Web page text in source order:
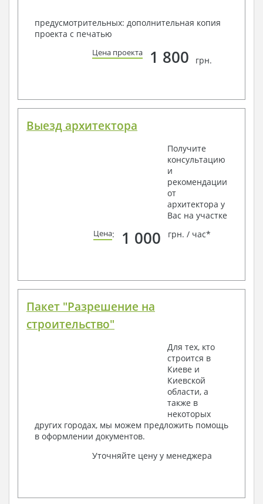
предусмотрительных: дополнительная копия
проекта с печатью
Цена проекта 1 800 грн.
Выезд архитектора
Получите
консультацию
и
рекомендации
от
архитектора у
Вас на участке
Цена: 1 000 грн. / час*
Пакет "Разрешение на
строительство"
Для тех, кто
строится в
Киеве и
Киевской
области, а
также в
некоторых
других городах, мы можем предложить помощь
в оформлении документов.
Уточняйте цену у менеджера